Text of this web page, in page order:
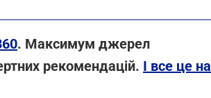
. Максимум джерел
рекомендацій. І все це на